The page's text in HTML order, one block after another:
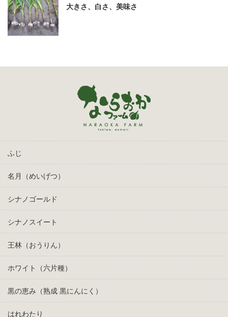
大きさ、白さ、美味さ
ふじ
名月（めいげつ）
シナノゴールド
シナノスイート
王林（おうりん）
ホワイト（六片種）
黒の恵み（熟成 黒にんにく）
はれわたり